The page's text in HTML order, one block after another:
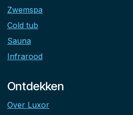
Zwemspa
Cold tub
Sauna
Infrarood
Ontdekken
Over Luxor